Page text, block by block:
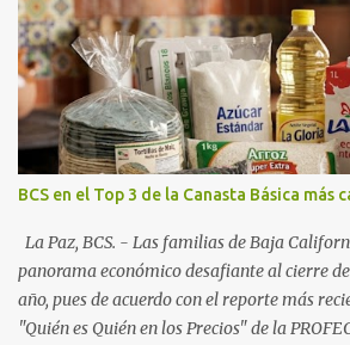
una derrama económica sin precedentes.
este periodo vacacional son optimistas,
que supera el 70% . Sin embargo, la
norte del estado. Comondú encabeza las
impresionante 89% de ocupación,
creciente en el turismo de naturaleza. Le
consolidados y emergentes: Los Cabos:
picos del 79% en Año Nuevo). La Paz: 66%.
54%. "Estamos viendo un fenómeno de
vienen por el lujo de Los Cabos, sino por la
BCS en el Top 3 de la Canasta Básica más
La Paz, BCS. - Las familias de Baja
panorama económico desafiante al cierre
año, pues de acuerdo con el reporte más
"Quién es Quién en los Precios" de la